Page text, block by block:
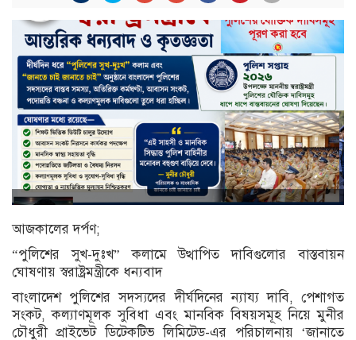
আজকালের দর্পণ;
“পুলিশের সুখ-দুঃখ” কলামে উত্থাপিত দাবিগুলোর বাস্তবায়ন
ঘোষণায় স্বরাষ্ট্রমন্ত্রীকে ধন্যবাদ
বাংলাদেশ পুলিশের সদস্যদের দীর্ঘদিনের ন্যায্য দাবি, পেশাগত
সংকট, কল্যাণমূলক সুবিধা এবং মানবিক বিষয়সমূহ নিয়ে মুনীর
চৌধুরী প্রাইভেট ডিটেকটিভ লিমিটেড-এর পরিচালনায় ‘জানাতে